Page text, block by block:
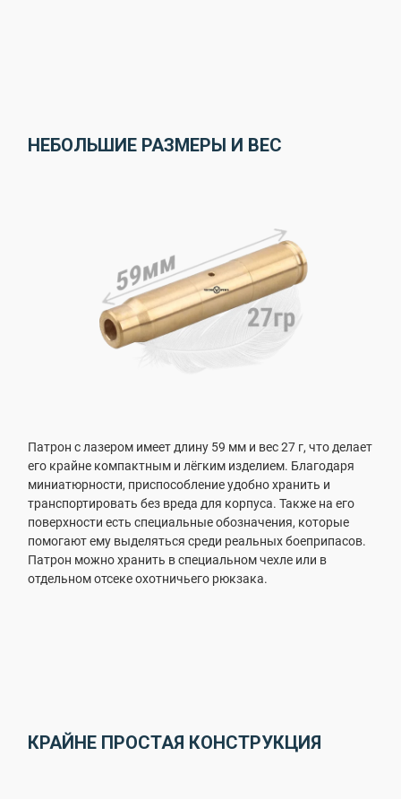
НЕБОЛЬШИЕ РАЗМЕРЫ И ВЕС
Патрон с лазером имеет длину 59 мм и вес 27 г, что делает
его крайне компактным и лёгким изделием. Благодаря
миниатюрности, приспособление удобно хранить и
транспортировать без вреда для корпуса. Также на его
поверхности есть специальные обозначения, которые
помогают ему выделяться среди реальных боеприпасов.
Патрон можно хранить в специальном чехле или в
отдельном отсеке охотничьего рюкзака.
КРАЙНЕ ПРОСТАЯ КОНСТРУКЦИЯ